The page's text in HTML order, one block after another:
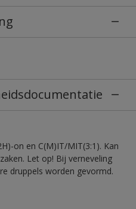
on en C(M)IT/MIT(3:1). Kan
Let op! Bij verneveling
druppels worden gevormd.